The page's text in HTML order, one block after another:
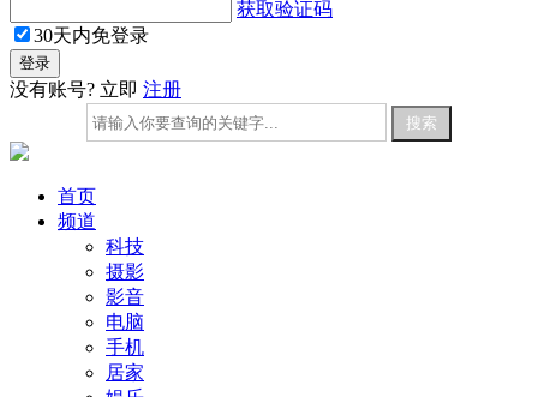
获取验证码
30天内免登录
没有账号? 立即 注册
首页
频道
科技
摄影
影音
电脑
手机
居家